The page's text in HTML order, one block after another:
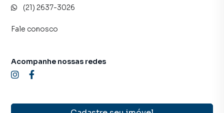
(21) 2637-3026
Fale conosco
Acompanhe nossas redes